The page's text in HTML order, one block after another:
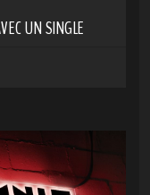
UN SINGLE